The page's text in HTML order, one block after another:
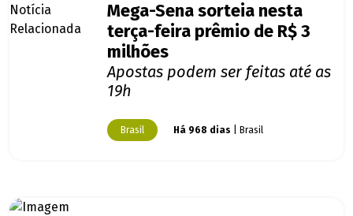
Mega-Sena sorteia nesta
terça-feira prêmio de R$ 3
milhões
Apostas podem ser feitas até as
19h
Brasil Há 968 dias | Brasil